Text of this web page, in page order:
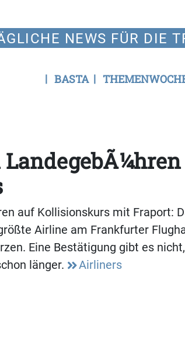
NEWS FÜR DIE
BASTA
auf Kollisionskurs mit Fraport:
Airline am Frankfurter
Eine Bestätigung gibt es
länger.
Airliners